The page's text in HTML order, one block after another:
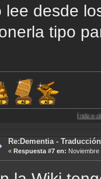
lee desde
tipo
Índice de
Re:Dementia -
« Respuesta #7 en: Noviembre